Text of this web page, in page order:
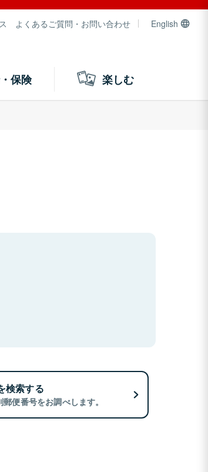
よくあるご質問・お問い合わせ English
保険 楽しむ
検索する
便番号をお調べします。